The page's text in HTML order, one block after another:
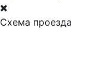
Схема проезда